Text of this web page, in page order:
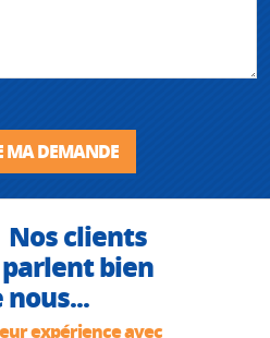
MA DEMANDE
Nos clients
parlent bien
expérience avec